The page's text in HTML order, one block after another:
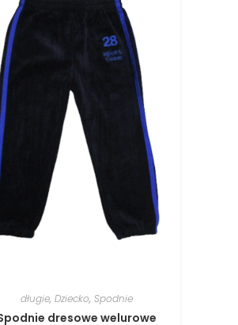
długie, Dziecko, Spodnie
dresowe welurowe